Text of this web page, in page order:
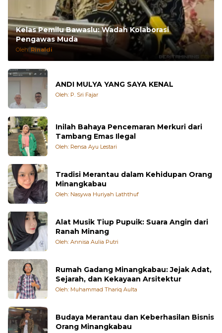
Kelas Pemilu Bawaslu: Wadah Kolaborasi
Pengawas Muda
Oleh: Rinaldi
ANDI MULYA YANG SAYA KENAL
Oleh: P. Sri Fajar
Inilah Bahaya Pencemaran Merkuri dari
Tambang Emas Ilegal
Oleh: Rensa Ayu Lestari
Tradisi Merantau dalam Kehidupan Orang
Minangkabau
Oleh: Nasywa Huriyah Laththuf
Alat Musik Tiup Pupuik: Suara Angin dari
Ranah Minang
Oleh: Annisa Aulia Putri
Rumah Gadang Minangkabau: Jejak Adat,
Sejarah, dan Kekayaan Arsitektur
Oleh: Muhammad Thariq Aulta
Budaya Merantau dan Keberhasilan Bisnis
Orang Minangkabau